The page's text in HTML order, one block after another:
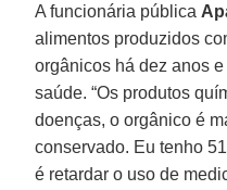
A funcionária pública
alimentos produzidos
orgânicos há dez anos
saúde. “Os produtos
doenças, o orgânico é
conservado. Eu tenho
é retardar o uso de